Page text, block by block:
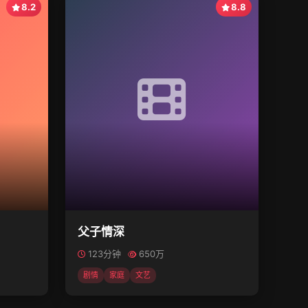
8.2 8.8
父子情深
123分钟 650万
剧情 家庭 文艺